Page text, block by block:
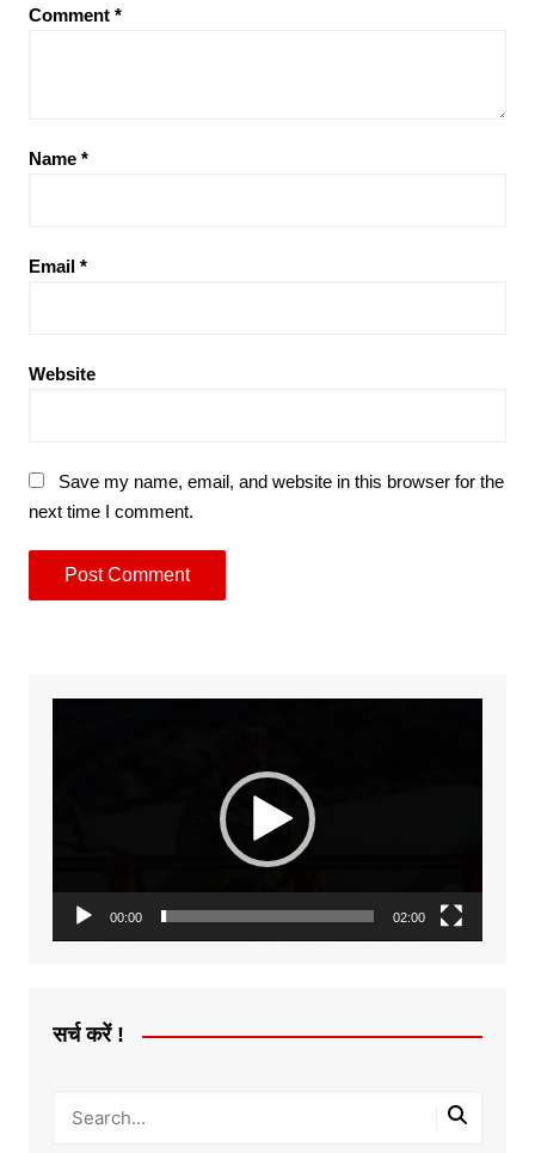
Comment *
Name *
Email *
Website
Save my name, email, and website in this browser for the
next time I comment.
00:00 02:00
सर्च करें !